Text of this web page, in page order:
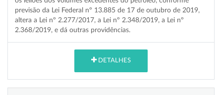
previsão da Lei Federal nº 13.885 de 17 de outubro de 2019,
altera a Lei nº 2.277/2017, a Lei nº 2.348/2019, a Lei nº
2.368/2019, e dá outras providências.
DETALHES